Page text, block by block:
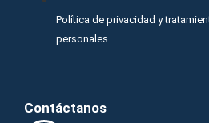
Política de privacidad y
personales
Contáctanos